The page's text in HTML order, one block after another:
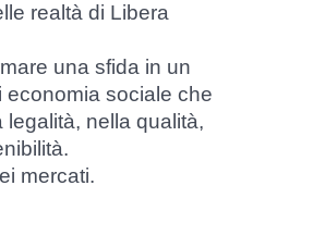
realtà di Libera
una sfida in un
economia sociale che
legalità, nella qualità,
mercati.